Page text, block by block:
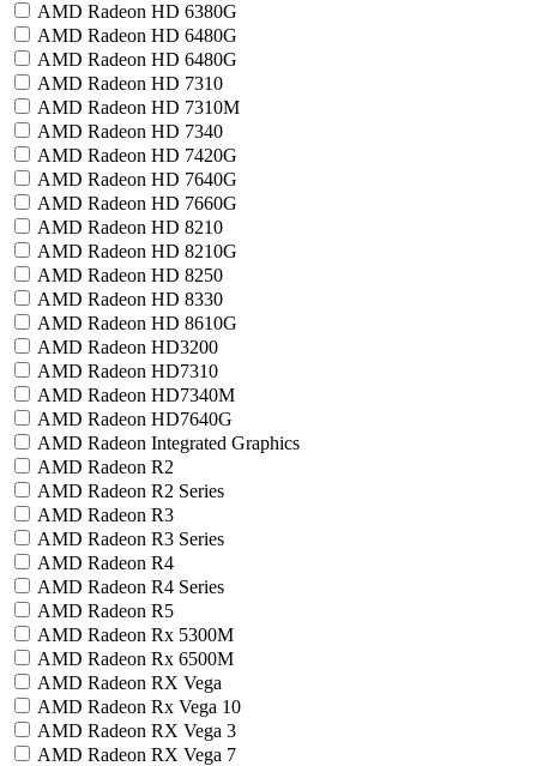
AMD Radeon HD 6380G
AMD Radeon HD 6480G
AMD Radeon HD 6480G
AMD Radeon HD 7310
AMD Radeon HD 7310M
AMD Radeon HD 7340
AMD Radeon HD 7420G
AMD Radeon HD 7640G
AMD Radeon HD 7660G
AMD Radeon HD 8210
AMD Radeon HD 8210G
AMD Radeon HD 8250
AMD Radeon HD 8330
AMD Radeon HD 8610G
AMD Radeon HD3200
AMD Radeon HD7310
AMD Radeon HD7340M
AMD Radeon HD7640G
AMD Radeon Integrated Graphics
AMD Radeon R2
AMD Radeon R2 Series
AMD Radeon R3
AMD Radeon R3 Series
AMD Radeon R4
AMD Radeon R4 Series
AMD Radeon R5
AMD Radeon Rx 5300M
AMD Radeon Rx 6500M
AMD Radeon RX Vega
AMD Radeon Rx Vega 10
AMD Radeon RX Vega 3
AMD Radeon RX Vega 7